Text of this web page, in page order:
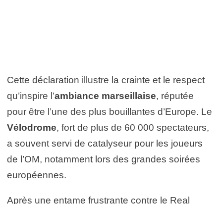
Cette déclaration illustre la crainte et le respect
qu’inspire l’ambiance marseillaise, réputée
pour être l’une des plus bouillantes d’Europe. Le
Vélodrome, fort de plus de 60 000 spectateurs,
a souvent servi de catalyseur pour les joueurs
de l’OM, notamment lors des grandes soirées
européennes.
Après une entame frustrante contre le Real